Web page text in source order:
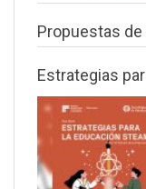
Propuestas
Estrategias